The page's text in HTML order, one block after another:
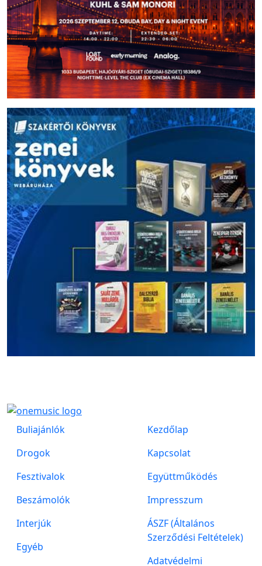
Buliajánlók
Drogok
Fesztivalok
Beszámolók
Interjúk
Egyéb
Kezdőlap
Kapcsolat
Együttműködés
Impresszum
ÁSZF (Általános
Szerződési Feltételek)
Adatvédelmi